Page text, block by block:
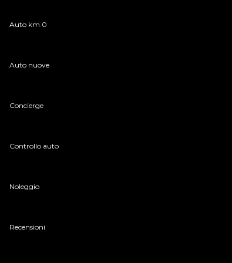
Auto km 0
Auto nuove
Concierge
Controllo auto
Noleggio
Recensioni